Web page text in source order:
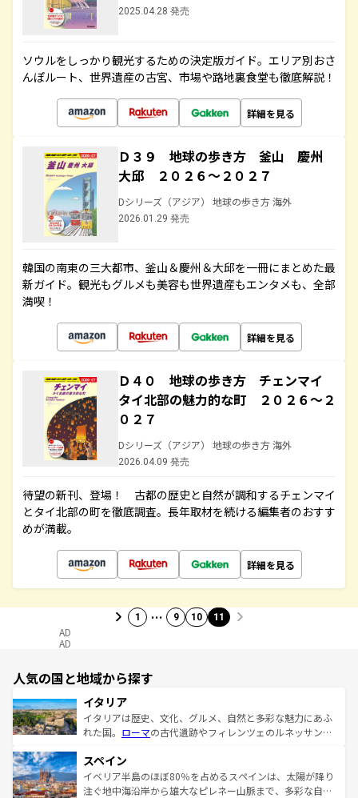
2025.04.28 発売
ソウルをしっかり観光するための決定版ガイド。エリア別おさ
んぽルート、世界遺産の古宮、市場や路地裏食堂も徹底解説！
詳細を見る
Ｄ３９ 地球の歩き方 釜山 慶州
大邱 ２０２６～２０２７
Dシリーズ（アジア） 地球の歩き方 海外
2026.01.29 発売
韓国の南東の三大都市、釜山＆慶州＆大邱を一冊にまとめた最
新ガイド。観光もグルメも美容も世界遺産もエンタメも、全部
満喫！
詳細を見る
Ｄ４０ 地球の歩き方 チェンマイ
タイ北部の魅力的な町 ２０２６～２
０２７
Dシリーズ（アジア） 地球の歩き方 海外
2026.04.09 発売
待望の新刊、登場！ 古都の歴史と自然が調和するチェンマイ
とタイ北部の町を徹底調査。長年取材を続ける編集者のおすす
めが満載。
詳細を見る
1 … 9 10 11
AD
AD
人気の国と地域から探す
イタリア
イタリアは歴史、文化、グルメ、自然と多彩な魅力にあふ
れた国。 ローマの古代遺跡やフィレンツェのルネッサンス
ろん、トスカーナの美しい田園風景やアマルフィ海岸の絶
景など、自然景観も見逃せない。観光の合間には、本場の
ピザやパスタなど、絶品のイタリア料理を堪能することも
スペイン
イベリア半島のほぼ80％を占めるスペインは、太陽が降り
注ぐ地中海沿岸から雄大なピレネー山脈まで、多彩な自然